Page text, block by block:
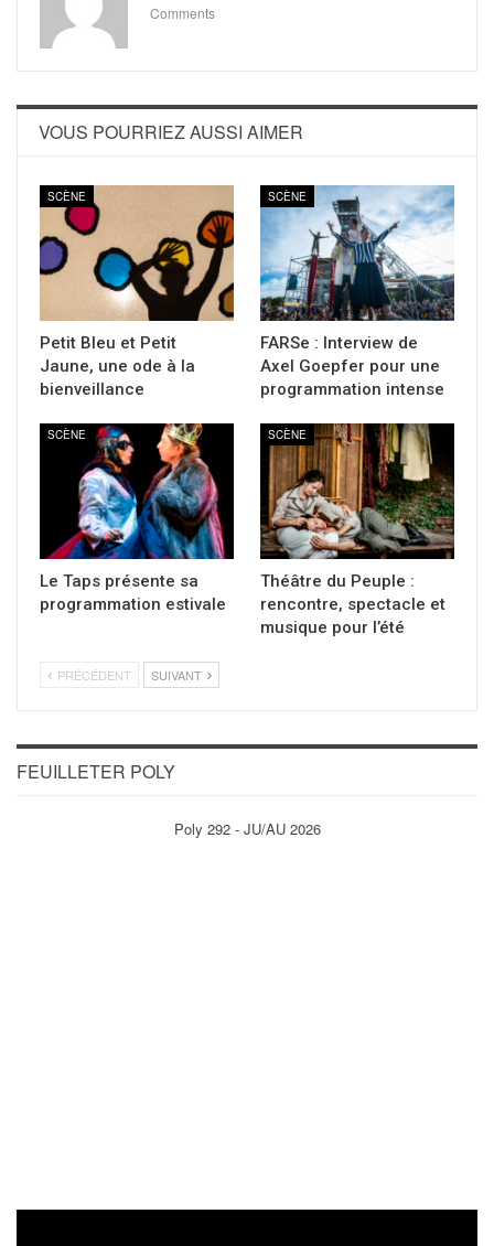
Comments
VOUS POURRIEZ AUSSI AIMER
SCÈNE
Petit Bleu et Petit
Jaune, une ode à la
bienveillance
SCÈNE
FARSe : Interview de
Axel Goepfer pour une
programmation intense
SCÈNE
Le Taps présente sa
programmation estivale
SCÈNE
Théâtre du Peuple :
rencontre, spectacle et
musique pour l’été
PRÉCÉDENT SUIVANT
FEUILLETER POLY
Poly 292 - JU/AU 2026